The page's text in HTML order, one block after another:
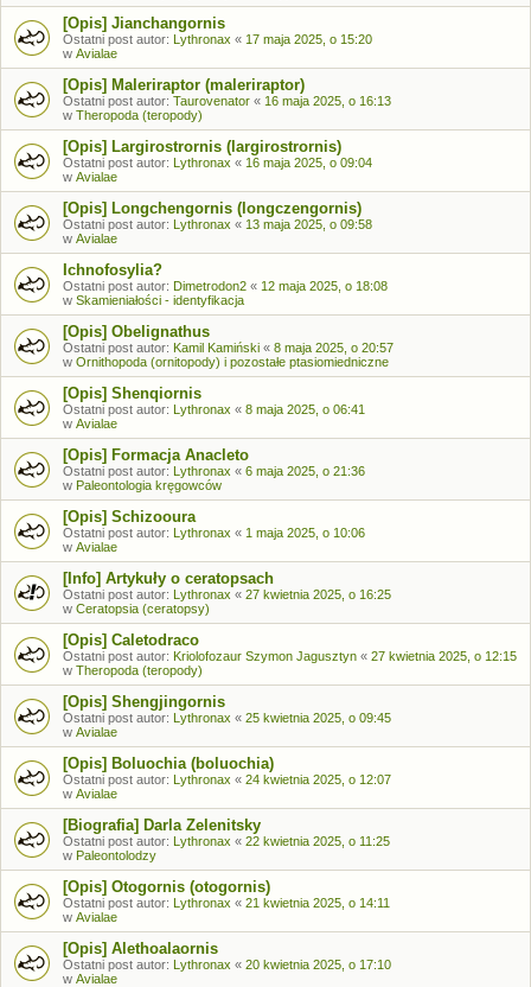
[Opis] Jianchangornis
Ostatni post autor: Lythronax « 17 maja 2025, o 15:20
w Avialae
[Opis] Maleriraptor (maleriraptor)
Ostatni post autor: Taurovenator « 16 maja 2025, o 16:13
w Theropoda (teropody)
[Opis] Largirostrornis (largirostrornis)
Ostatni post autor: Lythronax « 16 maja 2025, o 09:04
w Avialae
[Opis] Longchengornis (longczengornis)
Ostatni post autor: Lythronax « 13 maja 2025, o 09:58
w Avialae
Ichnofosylia?
Ostatni post autor: Dimetrodon2 « 12 maja 2025, o 18:08
w Skamieniałości - identyfikacja
[Opis] Obelignathus
Ostatni post autor: Kamil Kamiński « 8 maja 2025, o 20:57
w Ornithopoda (ornitopody) i pozostałe ptasiomiedniczne
[Opis] Shenqiornis
Ostatni post autor: Lythronax « 8 maja 2025, o 06:41
w Avialae
[Opis] Formacja Anacleto
Ostatni post autor: Lythronax « 6 maja 2025, o 21:36
w Paleontologia kręgowców
[Opis] Schizooura
Ostatni post autor: Lythronax « 1 maja 2025, o 10:06
w Avialae
[Info] Artykuły o ceratopsach
Ostatni post autor: Lythronax « 27 kwietnia 2025, o 16:25
w Ceratopsia (ceratopsy)
[Opis] Caletodraco
Ostatni post autor: Kriolofozaur Szymon Jagusztyn « 27 kwietnia 2025, o 12:15
w Theropoda (teropody)
[Opis] Shengjingornis
Ostatni post autor: Lythronax « 25 kwietnia 2025, o 09:45
w Avialae
[Opis] Boluochia (boluochia)
Ostatni post autor: Lythronax « 24 kwietnia 2025, o 12:07
w Avialae
[Biografia] Darla Zelenitsky
Ostatni post autor: Lythronax « 22 kwietnia 2025, o 11:25
w Paleontolodzy
[Opis] Otogornis (otogornis)
Ostatni post autor: Lythronax « 21 kwietnia 2025, o 14:11
w Avialae
[Opis] Alethoalaornis
Ostatni post autor: Lythronax « 20 kwietnia 2025, o 17:10
w Avialae